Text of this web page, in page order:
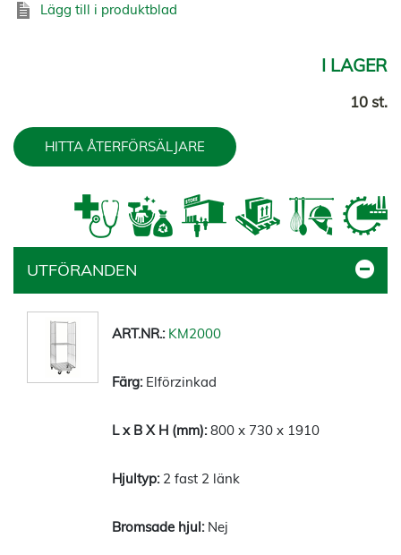
Lägg till i produktblad
I LAGER
10 st.
HITTA ÅTERFÖRSÄLJARE
UTFÖRANDEN
KM2000
Elförzinkad
800 x 730 x 1910
2 fast 2 länk
Nej